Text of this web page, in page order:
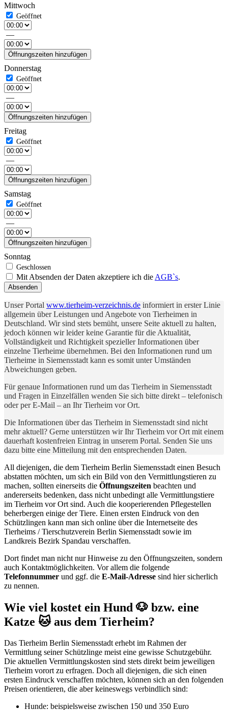
Mittwoch
—
Öffnungszeiten hinzufügen
Donnerstag
—
Öffnungszeiten hinzufügen
Freitag
—
Öffnungszeiten hinzufügen
Samstag
—
Öffnungszeiten hinzufügen
Sonntag
Mit Absenden der Daten akzeptiere ich die AGB`s.
Absenden
Unser Portal www.tierheim-verzeichnis.de informiert in erster Linie
allgemein über Leistungen und Angebote von Tierheimen in
Deutschland. Wir sind stets bemüht, unsere Seite aktuell zu halten,
jedoch können wir leider keine Garantie für die Aktualität,
Vollständigkeit und Richtigkeit spezieller Informationen über
einzelne Tierheime übernehmen. Bei den Informationen rund um
Tierheime in Siemensstadt kann es somit unter Umständen
Abweichungen geben.
Für genaue Informationen rund um das Tierheim in Siemensstadt
und Fragen in Einzelfällen wenden Sie sich bitte direkt – telefonisch
oder per E-Mail – an Ihr Tierheim vor Ort.
Die Informationen über das Tierheim in Siemensstadt sind nicht
mehr aktuell? Gerne unterstützen wir Ihr Tierheim vor Ort mit einem
dauerhaft kostenfreien Eintrag in unserem Portal. Senden Sie uns
dazu bitte eine Mitteilung mit den entsprechenden Daten.
All diejenigen, die dem Tierheim Berlin Siemensstadt einen Besuch
abstatten möchten, um sich ein Bild von den Vermittlungstieren zu
machen, sollten einerseits die Öffnungszeiten beachten und
andererseits bedenken, dass nicht unbedingt alle Vermittlungstiere
im Tierheim vor Ort sind. Auch die kooperierenden Pflegestellen
beherbergen einige der Tiere. Einen ersten Eindruck von den
Schützlingen kann man sich online über die Internetseite des
Tierheims / Tierschutzverein Berlin Siemensstadt sowie im
Landkreis Bezirk Spandau verschaffen.
Dort findet man nicht nur Hinweise zu den Öffnungszeiten, sondern
auch Kontaktmöglichkeiten. Vor allem die folgende
Telefonnummer und ggf. die E-Mail-Adresse sind hier sicherlich
zu nennen.
Wie viel kostet ein Hund 🐶 bzw. eine
Katze 🐱 aus dem Tierheim?
Das Tierheim Berlin Siemensstadt erhebt im Rahmen der
Vermittlung seiner Schützlinge meist eine gewisse Schutzgebühr.
Die aktuellen Vermittlungskosten sind stets direkt beim jeweiligen
Tierheim vorort zu erfragen. Doch all diejenigen, die sich einen
ersten Eindruck verschaffen möchten, können sich an den folgenden
Preisen orientieren, die aber keineswegs verbindlich sind:
Hunde: beispielsweise zwischen 150 und 350 Euro